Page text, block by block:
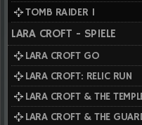
TOMB RAIDER I
LARA CROFT - SPIELE
LARA CROFT GO
LARA CROFT: RELIC RUN
LARA CROFT & THE
LARA CROFT & THE